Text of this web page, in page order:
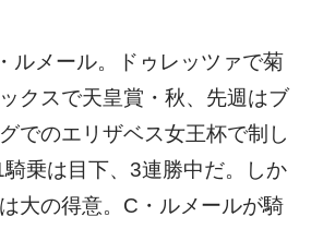
ルメール。ドゥレッツァで菊
クスで天皇賞・秋、先週はブ
でのエリザベス女王杯で制し
乗は目下、3連勝中だ。しか
大の得意。C・ルメールが騎